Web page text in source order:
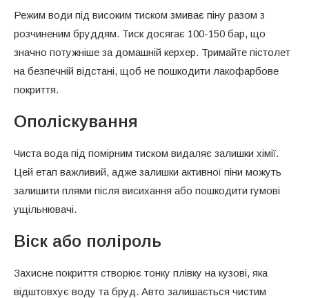
Режим води під високим тиском змиває піну разом з
розчиненим бруддям. Тиск досягає 100-150 бар, що
значно потужніше за домашній керхер. Тримайте пістолет
на безпечній відстані, щоб не пошкодити лакофарбове
покриття.
Ополіскування
Чиста вода під помірним тиском видаляє залишки хімії.
Цей етап важливий, адже залишки активної піни можуть
залишити плями після висихання або пошкодити гумові
ущільнювачі.
Віск або поліроль
Захисне покриття створює тонку плівку на кузові, яка
відштовхує воду та бруд. Авто залишається чистим